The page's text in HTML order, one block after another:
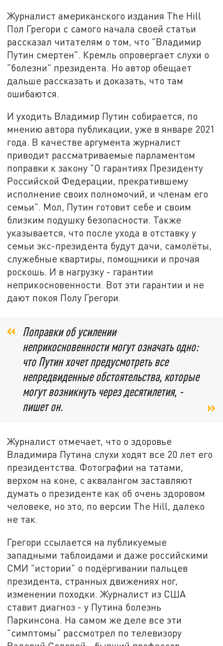
Журналист американского издания The Hill
Пол Грегори с самого начала своей статьи
рассказал читателям о том, что "Владимир
Путин смертен". Кремль опровергает слухи о
"болезни" президента. Но автор обещает
дальше рассказать и доказать, что там
ошибаются.
И уходить Владимир Путин собирается, по
мнению автора публикации, уже в январе 2021
года. В качестве аргумента журналист
приводит рассматриваемые парламентом
поправки к закону "О гарантиях Президенту
Российской Федерации, прекратившему
исполнение своих полномочий, и членам его
семьи". Мол, Путин готовит себе и своим
близким подушку безопасности. Также
указывается, что после ухода в отставку у
семьи экс-президента будут дачи, самолёты,
служебные квартиры, помощники и прочая
роскошь. И в нагрузку - гарантии
неприкосновенности. Вот эти гарантии и не
дают покоя Полу Грегори.
Поправки об усилении
неприкосновенности могут означать одно:
что Путин хочет предусмотреть все
непредвиденные обстоятельства, которые
могут возникнуть через десятилетия, -
пишет он.
Журналист отмечает, что о здоровье
Владимира Путина слухи ходят все 20 лет его
президентства. Фотографии на татами,
верхом на коне, с аквалангом заставляют
думать о президенте как об очень здоровом
человеке, но это, по версии The Hill, далеко
не так.
Грегори ссылается на публикуемые
западными таблоидами и даже российскими
СМИ "истории" о подёргивании пальцев
президента, странных движениях ног,
изменении походки. Журналист из США
ставит диагноз - у Путина болезнь
Паркинсона. На самом же деле все эти
"симптомы" рассмотрел по телевизору